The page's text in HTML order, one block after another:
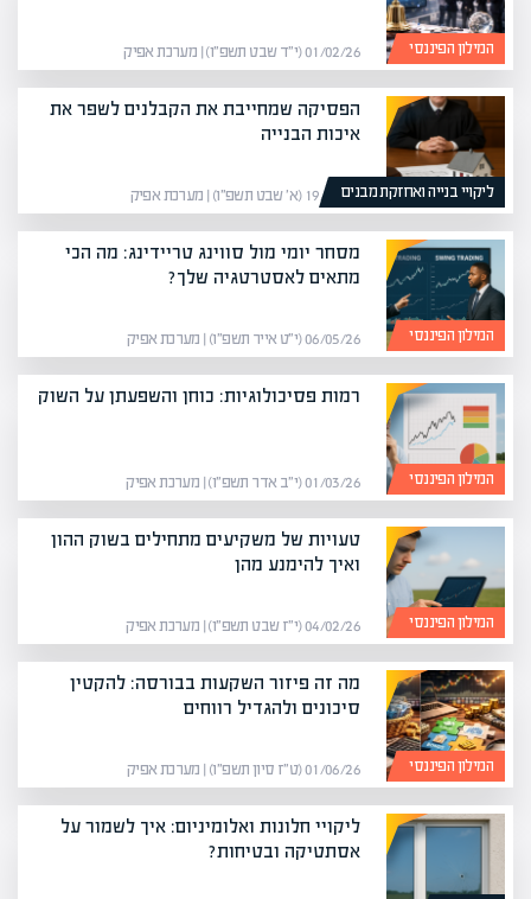
המילון הפיננסי 01/02/26 (י״ד שבט תשפ״ו) | מערכת אפיק
ליקויי בנייה ואחזקת מבנים
הפסיקה שמחייבת את הקבלנים לשפר את
איכות הבנייה
19/01/26 (א׳ שבט תשפ״ו) | מערכת אפיק
המילון הפיננסי
מסחר יומי מול סווינג טריידינג: מה הכי
מתאים לאסטרטגיה שלך?
06/05/26 (י״ט אייר תשפ״ו) | מערכת אפיק
המילון הפיננסי
רמות פסיכולוגיות: כוחן והשפעתן על השוק
01/03/26 (י״ב אדר תשפ״ו) | מערכת אפיק
המילון הפיננסי
טעויות של משקיעים מתחילים בשוק ההון
ואיך להימנע מהן
04/02/26 (י״ז שבט תשפ״ו) | מערכת אפיק
המילון הפיננסי
מה זה פיזור השקעות בבורסה: להקטין
סיכונים ולהגדיל רווחים
01/06/26 (ט״ז סיון תשפ״ו) | מערכת אפיק
ליקויי חלונות ואלומיניום: איך לשמור על
אסתטיקה ובטיחות?